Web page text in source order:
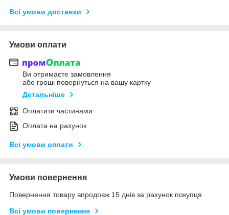
Всі умови доставки
Умови оплати
Ви отримаєте замовлення
або гроші повернуться на вашу картку
Детальніше
Оплатити частинами
Оплата на рахунок
Всі умови оплати
Умови повернення
Повернення товару впродовж 15 днів за рахунок покупця
Всі умови повернення